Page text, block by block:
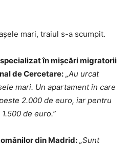
mari, traiul s-a scumpit.
în mișcări migratorii
de Cercetare: „Au urcat
mari. Un apartament în care
2.000 de euro, iar pentru
de euro.”
din Madrid: „Sunt